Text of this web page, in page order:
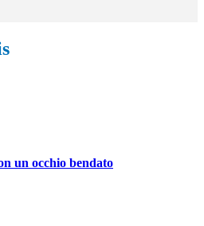
un occhio bendato